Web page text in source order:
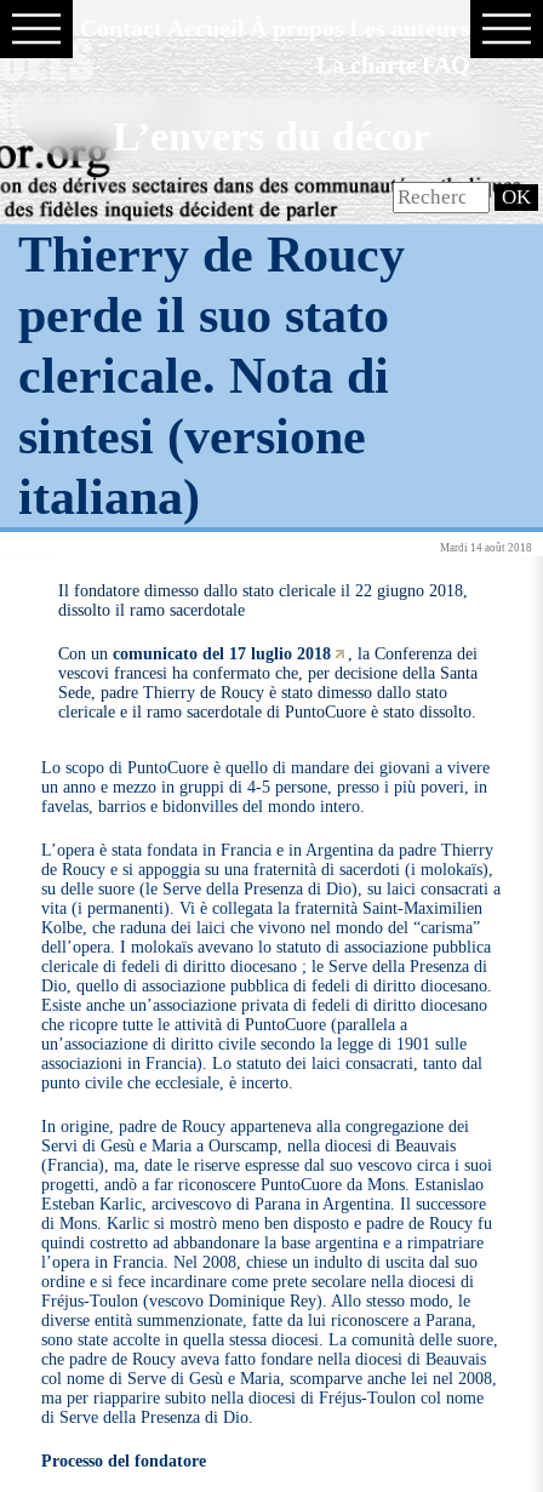
La charte FAQ
L’envers du décor
Thierry de Roucy
perde il suo stato
clericale. Nota di
sintesi (versione
italiana)
Mardi 14 août 2018
Il fondatore dimesso dallo stato clericale il 22 giugno 2018,
dissolto il ramo sacerdotale
Con uncomunicato del 17 luglio 2018
, la Conferenza dei
vescovi francesi ha confermato che, per decisione della Santa
Sede, padre Thierry de Roucy è stato dimesso dallo stato
clericale e il ramo sacerdotale di PuntoCuore è stato dissolto.
Lo scopo di PuntoCuore è quello di mandare dei giovani a vivere
un anno e mezzo in gruppi di 4-5 persone, presso i più poveri, in
favelas, barrios e bidonvilles del mondo intero.
L’opera è stata fondata in Francia e in Argentina da padre Thierry
de Roucy e si appoggia su una fraternità di sacerdoti (i molokaïs),
su delle suore (le Serve della Presenza di Dio), su laici consacrati a
vita (i permanenti). Vi è collegata la fraternità Saint-Maximilien
Kolbe, che raduna dei laici che vivono nel mondo del “carisma”
dell’opera. I molokaïs avevano lo statuto di associazione pubblica
clericale di fedeli di diritto diocesano ; le Serve della Presenza di
Dio, quello di associazione pubblica di fedeli di diritto diocesano.
Esiste anche un’associazione privata di fedeli di diritto diocesano
che ricopre tutte le attività di PuntoCuore (parallela a
un’associazione di diritto civile secondo la legge di 1901 sulle
associazioni in Francia). Lo statuto dei laici consacrati, tanto dal
punto civile che ecclesiale, è incerto.
In origine, padre de Roucy apparteneva alla congregazione dei
Servi di Gesù e Maria a Ourscamp, nella diocesi di Beauvais
(Francia), ma, date le riserve espresse dal suo vescovo circa i suoi
progetti, andò a far riconoscere PuntoCuore da Mons. Estanislao
Esteban Karlic, arcivescovo di Parana in Argentina. Il successore
di Mons. Karlic si mostrò meno ben disposto e padre de Roucy fu
quindi costretto ad abbandonare la base argentina e a rimpatriare
l’opera in Francia. Nel 2008, chiese un indulto di uscita dal suo
ordine e si fece incardinare come prete secolare nella diocesi di
Fréjus-Toulon (vescovo Dominique Rey). Allo stesso modo, le
diverse entità summenzionate, fatte da lui riconoscere a Parana,
sono state accolte in quella stessa diocesi. La comunità delle suore,
che padre de Roucy aveva fatto fondare nella diocesi di Beauvais
col nome di Serve di Gesù e Maria, scomparve anche lei nel 2008,
ma per riapparire subito nella diocesi di Fréjus-Toulon col nome
di Serve della Presenza di Dio.
Processo del fondatore